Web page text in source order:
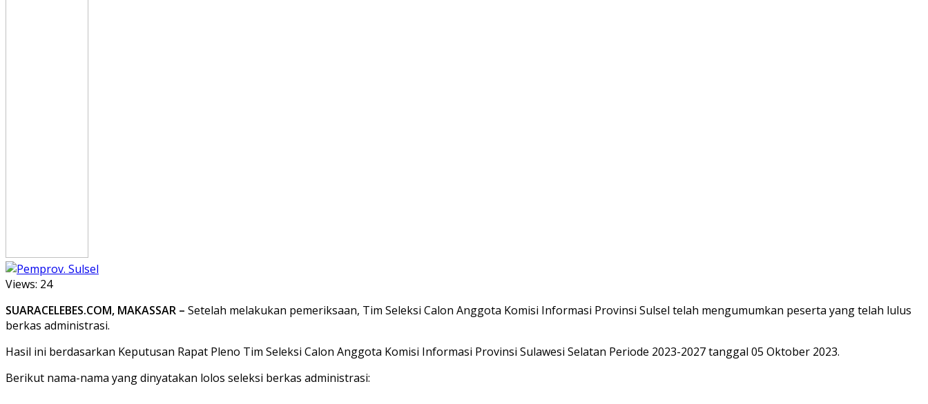
Views: 24
SUARACELEBES.COM, MAKASSAR – Setelah melakukan pemeriksaan, Tim Seleksi Calon Anggota Komisi Informasi Provinsi Sulsel telah mengumumkan peserta yang telah lulus
berkas administrasi.
Hasil ini berdasarkan Keputusan Rapat Pleno Tim Seleksi Calon Anggota Komisi Informasi Provinsi Sulawesi Selatan Periode 2023-2027 tanggal 05 Oktober 2023.
Berikut nama-nama yang dinyatakan lolos seleksi berkas administrasi: